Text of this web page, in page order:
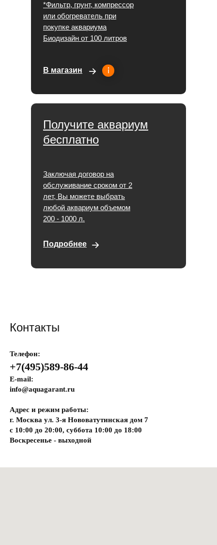
Получите аквариум
бесплатно
Заключая договор на
обслуживание сроком от 2
лет, Вы можете выбрать
любой аквариум объемом
200 - 1000 л.
Подробнее
В магазин
*Фильтр, грунт, компрессор
или обогреватель при
покупке аквариума
Биодизайн от 100 литров
Контакты
Телефон:
+7(495)589-86-44
E-mail:
info@aquagarant.ru
Адрес и режим работы:
г. Москва ул. 3-я Нововатутинская дом 7
с 10:00 до 20:00, суббота 10:00 до 18:00
Воскресенье - выходной